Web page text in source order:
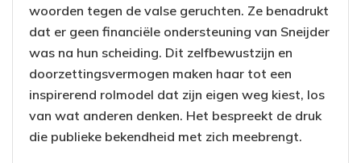
woorden tegen de valse geruchten. Ze benadrukt
dat er geen financiële ondersteuning van Sneijder
was na hun scheiding. Dit zelfbewustzijn en
doorzettingsvermogen maken haar tot een
inspirerend rolmodel dat zijn eigen weg kiest, los
van wat anderen denken. Het bespreekt de druk
die publieke bekendheid met zich meebrengt.